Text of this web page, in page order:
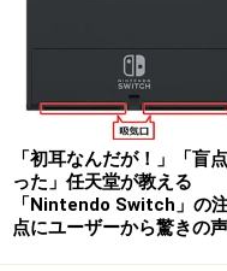
「初耳なんだが！」「盲
った」任天堂が教える
「Nintendo Switch」の
点にユーザーから驚きの声